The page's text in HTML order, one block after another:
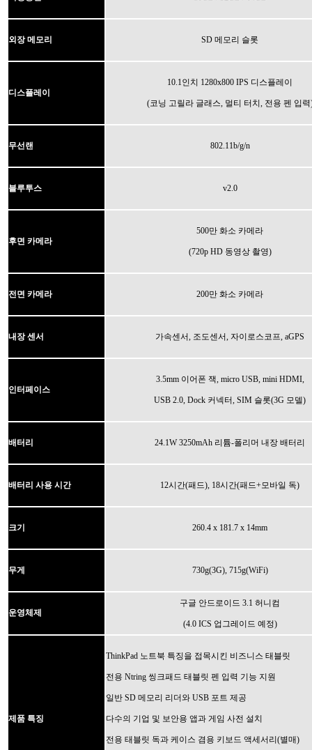
외장 메모리 SD 메모리 슬롯
디스플레이
10.1인치 1280x800 IPS 디스플레이
(코닝 고릴라 글래스, 멀티 터치, 전용 펜 입력
무선랜 802.11b/g/n
블루투스 v2.0
후면 카메라
500만 화소 카메라
(720p HD 동영상 촬영)
전면 카메라 200만 화소 카메라
내장 센서 가속센서, 조도센서, 자이로스코프, aGPS
인터페이스
3.5mm 이어폰 잭, micro USB, mini HDMI,
USB 2.0, Dock 커넥터, SIM 슬롯(3G 모델)
배터리 24.1W 3250mAh 리튬-폴리머 내장 배터리
배터리 사용 시간 12시간(패드), 18시간(패드+모바일 독)
크기 260.4 x 181.7 x 14mm
무게 730g(3G), 715g(WiFi)
운영체제
구글 안드로이드 3.1 허니컴
(4.0 ICS 업그레이드 예정)
제품 특징
ThinkPad 노트북 특징을 접목시킨 비즈니스 태블릿
전용 Ntring 씽크패드 태블릿 펜 입력 기능 지원
일반 SD 메모리 리더와 USB 포트 제공
다수의 기업 및 보안용 앱과 게임 사전 설치
전용 태블릿 독과 케이스 겸용 키보드 액세서리(별매)